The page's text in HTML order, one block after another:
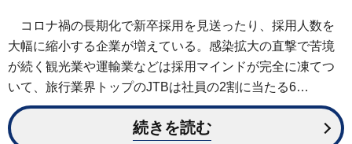
コロナ禍の長期化で新卒採用を見送ったり、採用人数を
大幅に縮小する企業が増えている。感染拡大の直撃で苦境
が続く観光業や運輸業などは採用マインドが完全に凍てつ
いて、旅行業界トップのJTBは社員の2割に当たる6…
続きを読む